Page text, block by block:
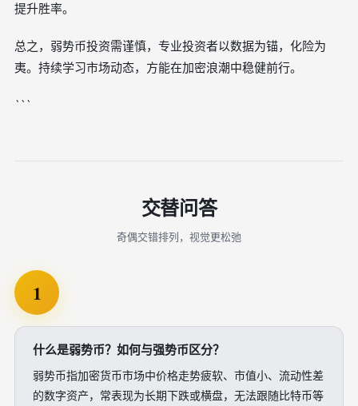
提升胜率。
总之，弱势币投资需谨慎，专业投资者以数据为锚，化险为
夷。持续学习市场动态，方能在加密浪潮中稳健前行。
```
交替问答
奇偶交错排列，视觉更松弛
1
什么是弱势币？如何与强势币区分？
弱势币指加密货币市场中价格走势疲软、市值小、流动性差
的数字资产，常表现为长期下跌或横盘，无法跟随比特币等